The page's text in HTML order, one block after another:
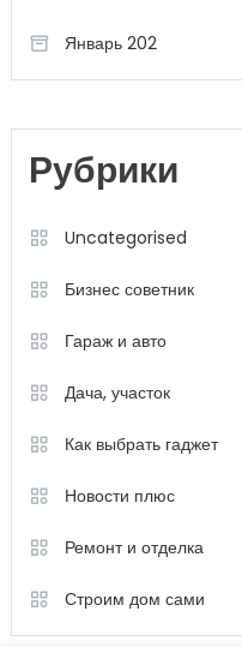
Январь 202
Рубрики
Uncategorised
Бизнес советник
Гараж и авто
Дача, участок
Как выбрать гаджет
Новости плюс
Ремонт и отделка
Строим дом сами